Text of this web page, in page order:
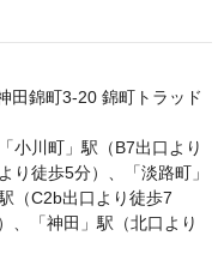
田錦町3-20 錦町トラッド
小川町」駅（B7出口より
り徒歩5分）、「淡路町」
（C2b出口より徒歩7
、「神田」駅（北口より